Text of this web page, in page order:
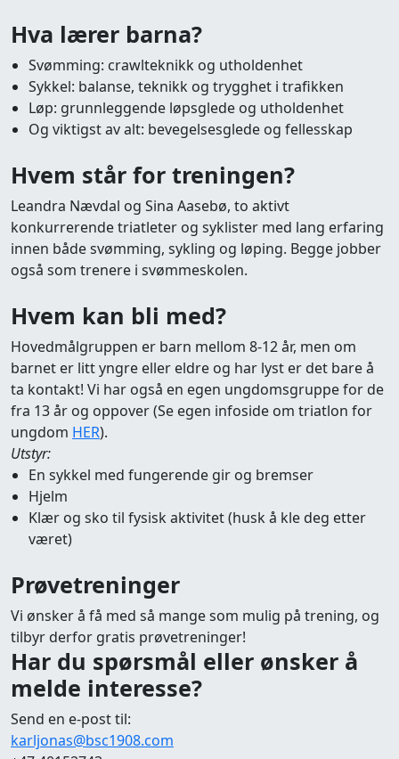
Hva lærer barna?
Svømming: crawlteknikk og utholdenhet
Sykkel: balanse, teknikk og trygghet i trafikken
Løp: grunnleggende løpsglede og utholdenhet
Og viktigst av alt: bevegelsesglede og fellesskap
Hvem står for treningen?
Leandra Nævdal og Sina Aasebø, to aktivt
konkurrerende triatleter og syklister med lang erfaring
innen både svømming, sykling og løping. Begge jobber
også som trenere i svømmeskolen.
Hvem kan bli med?
Hovedmålgruppen er barn mellom 8-12 år, men om
barnet er litt yngre eller eldre og har lyst er det bare å
ta kontakt! Vi har også en egen ungdomsgruppe for de
fra 13 år og oppover (Se egen infoside om triatlon for
ungdom HER).
Utstyr:
En sykkel med fungerende gir og bremser
Hjelm
Klær og sko til fysisk aktivitet (husk å kle deg etter
været)
Prøvetreninger
Vi ønsker å få med så mange som mulig på trening, og
tilbyr derfor gratis prøvetreninger!
Har du spørsmål eller ønsker å
melde interesse?
Send en e-post til:
karljonas@bsc1908.com